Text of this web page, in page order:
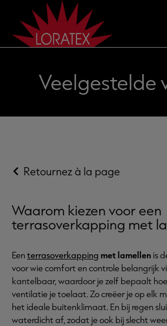
Veelgestelde
Retournez à la page
Waarom kiezen voor een
terrasoverkapping met
Een terrasoverkapping met lamellen is
voor wie comfort en controle belangrijk
kantelbaar, waardoor je zelf bepaalt
ventilatie je toelaat. Zo creëer je op elk
het ideale buitenklimaat. En bij regen
waterdicht af, zodat je ook bij slecht